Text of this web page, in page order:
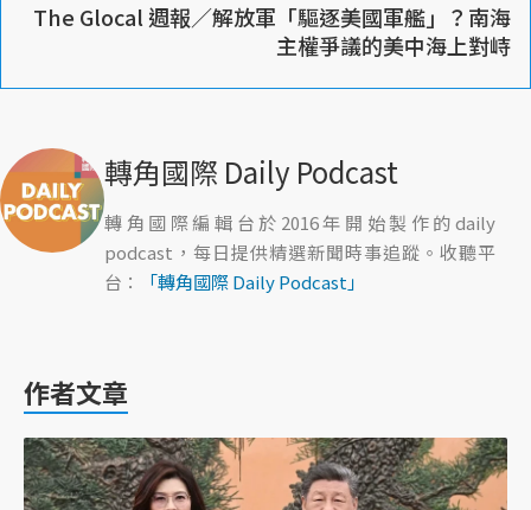
The Glocal 週報／解放軍「驅逐美國軍艦」？南海
主權爭議的美中海上對峙
轉角國際 Daily Podcast
轉角國際編輯台於2016年開始製作的daily
podcast，每日提供精選新聞時事追蹤。收聽平
台：
「轉角國際 Daily Podcast」
作者文章